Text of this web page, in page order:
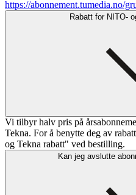
https://abonnement.tumedia.no/
Rabatt for NITO-
Vi tilbyr halv pris på
Tekna. For å benytte deg av
og Tekna rabatt" ved bestilling.
Kan jeg avslutte